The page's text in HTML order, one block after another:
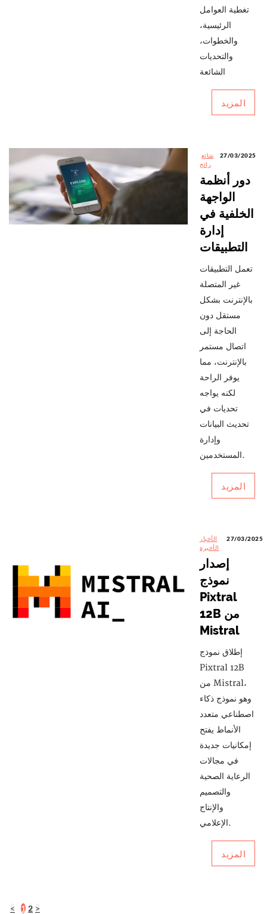
تغطية العوامل
الرئيسية،
والخطوات،
والتحديات
الشائعة
المزيد
شائع
رائج
27/03/2025
دور أنظمة
الواجهة
الخلفية في
إدارة
التطبيقات
تعمل التطبيقات
غير المتصلة
بالإنترنت بشكل
مستقل دون
الحاجة إلى
اتصال مستمر
بالإنترنت، مما
يوفر الراحة
لكنه يواجه
تحديات في
تحديث البيانات
وإدارة
المستخدمين.
المزيد
الأخبار
الأخيرة
27/03/2025
إصدار
نموذج
Pixtral
12B من
Mistral
إطلاق نموذج
Pixtral 12B
من Mistral،
وهو نموذج ذكاء
اصطناعي متعدد
الأنماط يفتح
إمكانيات جديدة
في مجالات
الرعاية الصحية
والتصميم
والإنتاج
الإعلامي.
المزيد
< 1 2 >